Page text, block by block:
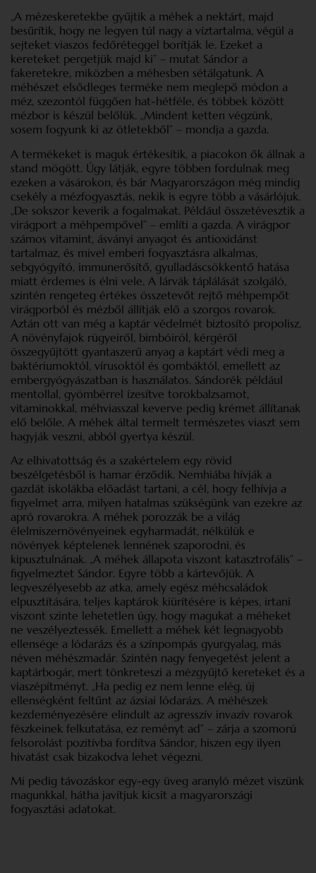
„A mézeskeretekbe gyűjtik a méhek a nektárt, majd
besűrítik, hogy ne legyen túl nagy a víztartalma, végül a
sejteket viaszos fedőréteggel borítják le. Ezeket a
kereteket pergetjük majd ki” – mutat Sándor a
fakeretekre, miközben a méhesben sétálgatunk. A
méhészet elsődleges terméke nem meglepő módon a
méz, szezontól függően hat-hétféle, és többek között
mézbor is készül belőlük. „Mindent ketten végzünk,
sosem fogyunk ki az ötletekből” – mondja a gazda.
A termékeket is maguk értékesítik, a piacokon ők állnak a
stand mögött. Úgy látják, egyre többen fordulnak meg
ezeken a vásárokon, és bár Magyarországon még mindig
csekély a mézfogyasztás, nekik is egyre több a vásárlójuk.
„De sokszor keverik a fogalmakat. Például összetévesztik a
virágport a méhpempővel” – említi a gazda. A virágpor
számos vitamint, ásványi anyagot és antioxidánst
tartalmaz, és mivel emberi fogyasztásra alkalmas,
sebgyógyító, immunerősítő, gyulladáscsökkentő hatása
miatt érdemes is élni vele. A lárvák táplálását szolgáló,
szintén rengeteg értékes összetevőt rejtő méhpempőt
virágporból és mézből állítják elő a szorgos rovarok.
Aztán ott van még a kaptár védelmét biztosító propolisz.
A növényfajok rügyeiről, bimbóiról, kérgéről
összegyűjtött gyantaszerű anyag a kaptárt védi meg a
baktériumoktól, vírusoktól és gombáktól, emellett az
embergyógyászatban is használatos. Sándorék például
mentollal, gyömbérrel ízesítve torokbalzsamot,
vitaminokkal, méhviasszal keverve pedig krémet állítanak
elő belőle. A méhek által termelt természetes viaszt sem
hagyják veszni, abból gyertya készül.
Az elhivatottság és a szakértelem egy rövid
beszélgetésből is hamar érződik. Nemhiába hívják a
gazdát iskolákba előadást tartani, a cél, hogy felhívja a
figyelmet arra, milyen hatalmas szükségünk van ezekre az
apró rovarokra. A méhek porozzák be a világ
élelmiszernövényeinek egyharmadát, nélkülük e
növények képtelenek lennének szaporodni, és
kipusztulnának. „A méhek állapota viszont katasztrofális” –
figyelmeztet Sándor. Egyre több a kártevőjük. A
legveszélyesebb az atka, amely egész méhcsaládok
elpusztítására, teljes kaptárok kiürítésére is képes, irtani
viszont szinte lehetetlen úgy, hogy magukat a méheket
ne veszélyeztessék. Emellett a méhek két legnagyobb
ellensége a lódarázs és a színpompás gyurgyalag, más
néven méhészmadár. Szintén nagy fenyegetést jelent a
kaptárbogár, mert tönkreteszi a mézgyűjtő kereteket és a
viaszépítményt. „Ha pedig ez nem lenne elég, új
ellenségként feltűnt az ázsiai lódarázs. A méhészek
kezdeményezésére elindult az agresszív invazív rovarok
fészkeinek felkutatása, ez reményt ad” – zárja a szomorú
felsorolást pozitívba fordítva Sándor, hiszen egy ilyen
hivatást csak bizakodva lehet végezni.
Mi pedig távozáskor egy-egy üveg aranyló mézet viszünk
magunkkal, hátha javítjuk kicsit a magyarországi
fogyasztási adatokat.